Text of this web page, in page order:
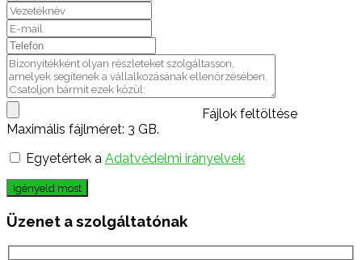
Fájlok feltöltése
Maximális fájlméret: 3 GB.
Egyetértek a Adatvédelmi irányelvek
Igényeld most
Üzenet a szolgáltatónak